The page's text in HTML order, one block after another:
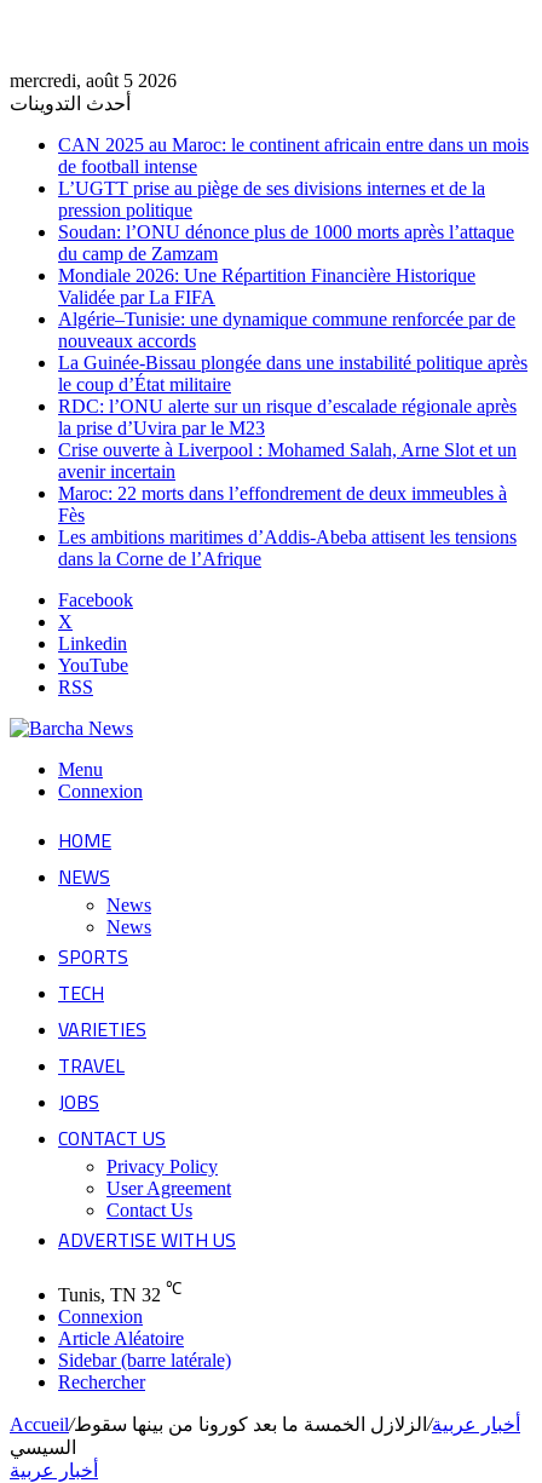
mercredi, août 5 2026
أحدث التدوينات
CAN 2025 au Maroc: le continent africain entre dans un mois
de football intense
L’UGTT prise au piège de ses divisions internes et de la
pression politique
Soudan: l’ONU dénonce plus de 1000 morts après l’attaque
du camp de Zamzam
Mondiale 2026: Une Répartition Financière Historique
Validée par La FIFA
Algérie–Tunisie: une dynamique commune renforcée par de
nouveaux accords
La Guinée-Bissau plongée dans une instabilité politique après
le coup d’État militaire
RDC: l’ONU alerte sur un risque d’escalade régionale après
la prise d’Uvira par le M23
Crise ouverte à Liverpool : Mohamed Salah, Arne Slot et un
avenir incertain
Maroc: 22 morts dans l’effondrement de deux immeubles à
Fès
Les ambitions maritimes d’Addis-Abeba attisent les tensions
dans la Corne de l’Afrique
Facebook
X
Linkedin
YouTube
RSS
Menu
Connexion
HOME
NEWS
News
News
SPORTS
TECH
VARIETIES
TRAVEL
JOBS
CONTACT US
Privacy Policy
User Agreement
Contact Us
ADVERTISE WITH US
Tunis, TN 32 ℃
Connexion
Article Aléatoire
Sidebar (barre latérale)
Rechercher
Accueil/ أخبار عربية/ الزلازل الخمسة ما بعد كورونا من بينها سقوط
السيسي
أخبار عربية